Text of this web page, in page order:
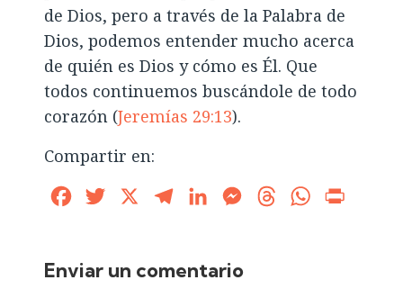
de Dios, pero a través de la Palabra de
Dios, podemos entender mucho acerca
de quién es Dios y cómo es Él. Que
todos continuemos buscándole de todo
corazón (Jeremías 29:13).
Compartir en:
FacebookTwitter TelegramLinkedInMessengerThreadsWhatsApp
Enviar un comentario